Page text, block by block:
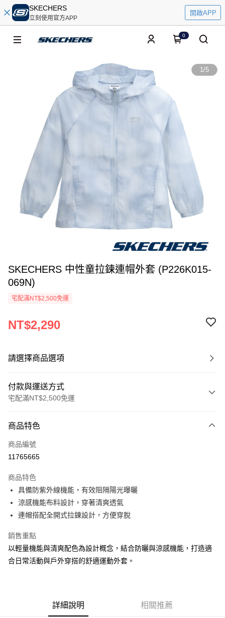
SKECHERS
立刻使用官方APP
開啟APP
0
1/5
SKECHERS 中性童拉鍊連帽外套 (P226K015-
069N)
宅配滿NT$2,500免運
NT$2,290
請選擇商品選項
付款與運送方式
宅配滿NT$2,500免運
信用卡一次付款
LINE Pay
相關說明
【大哥付你分期使用說明】
1.本服務由台灣大哥大提供，台灣大哥大用戶可立即使用無須另外申請。
2.付款方式選擇「大哥付你分期」，訂單成立後會自動跳轉到大哥付的交易
流程，驗證手機門號後，選擇欲分期的期數、繳款截止日，確認付款後即完
3.實際核准額度、可分期數及費用金額請依後續交易確認頁面所載為準。
4.訂單成立30分鐘內，如未前往確認交易或遇審核未通過，訂單將自動取
消。如遇「轉專審核」未通過狀況，表示未達大哥付你分期系統評分，恕無
法說明評估內容。
2.透過簡訊連結打開帳單後，可選擇「超商條碼／台灣大直營門市／銀行轉
帳／街口支付／iPASS MONEY」等通路繳費。
ATM付款
宅配
商品特色
商品編號
11765665
商品特色
具備防紫外線機能，有效阻隔陽光曝曬
涼感機能布料設計，穿著清爽透氣
連帽搭配全開式拉鍊設計，方便穿脫
銷售重點
以輕量機能與清爽配色為設計概念，結合防曬與涼感機能，打造適
合日常活動與戶外穿搭的舒適運動外套。
詳細說明 相關推薦